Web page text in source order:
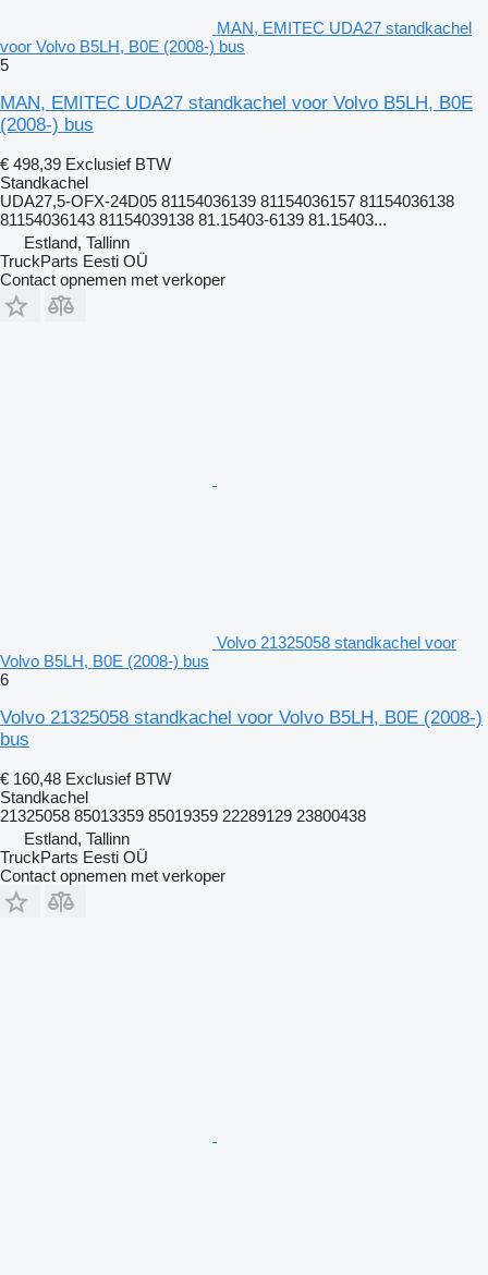
MAN, EMITEC UDA27 standkachel
voor Volvo B5LH, B0E (2008-) bus
5
MAN, EMITEC UDA27 standkachel voor Volvo B5LH, B0E
(2008-) bus
€ 498,39 Exclusief BTW
Standkachel
UDA27,5-OFX-24D05 81154036139 81154036157 81154036138
81154036143 81154039138 81.15403-6139 81.15403...
Estland, Tallinn
TruckParts Eesti OÜ
Contact opnemen met verkoper
Volvo 21325058 standkachel voor
Volvo B5LH, B0E (2008-) bus
6
Volvo 21325058 standkachel voor Volvo B5LH, B0E (2008-)
bus
€ 160,48 Exclusief BTW
Standkachel
21325058 85013359 85019359 22289129 23800438
Estland, Tallinn
TruckParts Eesti OÜ
Contact opnemen met verkoper